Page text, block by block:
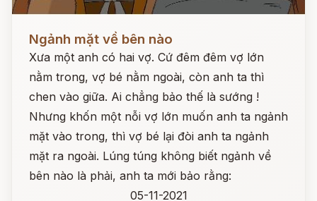
Ngảnh mặt về bên nào
Xưa một anh có hai vợ. Cứ đêm đêm vợ lớn
nằm trong, vợ bé nằm ngoài, còn anh ta thì
chen vào giữa. Ai chẳng bảo thế là sướng !
Nhưng khốn một nỗi vợ lớn muốn anh ta ngảnh
mặt vào trong, thì vợ bé lại đòi anh ta ngảnh
mặt ra ngoài. Lúng túng không biết ngảnh về
bên nào là phải, anh ta mới bảo rằng:
05-11-2021